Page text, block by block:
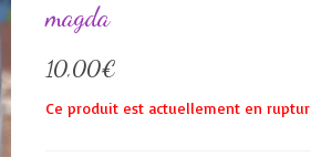
magda
10,00€
Ce produit est actuellement en